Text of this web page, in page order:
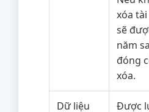
xóa
sẽ
năm
đóng
xóa.
Dữ liệu
Được